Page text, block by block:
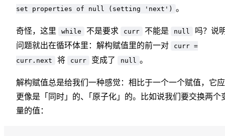
set properties of null (setting 'next') 。
奇怪，这里 while 不是要求 curr 不能是 null
吗？说
问题就出在循环体里：解构赋值里的前一对
curr =
curr.next
将 curr 变成了 null 。
解构赋值总是给我们一种感觉：相比于一个一个赋值，它
更像是「同时」的、 「 原子化」的。比如说我们要交换两个
量的值：